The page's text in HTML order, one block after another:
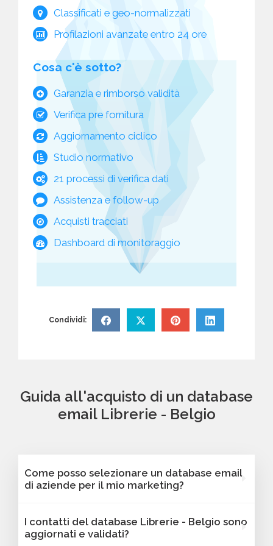
Classificati e geo-normalizzati
Profilazioni avanzate entro 24 ore
Cosa c'è sotto?
Garanzia e rimborso validità
Verifica pre fornitura
Aggiornamento ciclico
Studio normativo
21 processi di verifica dati
Assistenza e follow-up
Acquisti tracciati
Dashboard di monitoraggio
Condividi:
Guida all'acquisto di un database
email Librerie - Belgio
Come posso selezionare un database email
di aziende per il mio marketing?
nostra piattaforma Bancomail. Troverai
contatti B2B verificati di aziende attive Librerie
I contatti del database Librerie - Belgio sono
aggiornati e validati?